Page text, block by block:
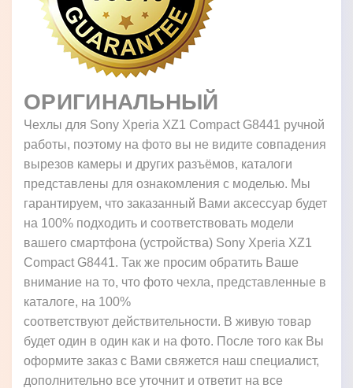
ОРИГИНАЛЬНЫЙ
Чехлы для Sony Xperia XZ1 Compact G8441 ручной
работы, поэтому на фото вы не видите совпадения
вырезов камеры и других разъёмов, каталоги
представлены для ознакомления с моделью. Мы
гарантируем, что заказанный Вами аксессуар будет
на 100% подходить и соответствовать модели
вашего смартфона (устройства) Sony Xperia XZ1
Compact G8441. Так же просим обратить Ваше
внимание на то, что фото чехла, представленные в
каталоге, на 100%
соответствуют действительности. В живую товар
будет один в один как и на фото. После того как Вы
оформите заказ с Вами свяжется наш специалист,
дополнительно все уточнит и ответит на все